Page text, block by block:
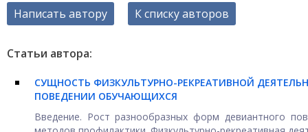
Написать автору К списку авторов
Статьи автора:
СУЩНОСТЬ ФИЗКУЛЬТУРНО-РЕКРЕАТИВНОЙ
ПОВЕДЕНИИ ОБУЧАЮЩИХСЯ
Введение. Рост разнообразных форм девиантного